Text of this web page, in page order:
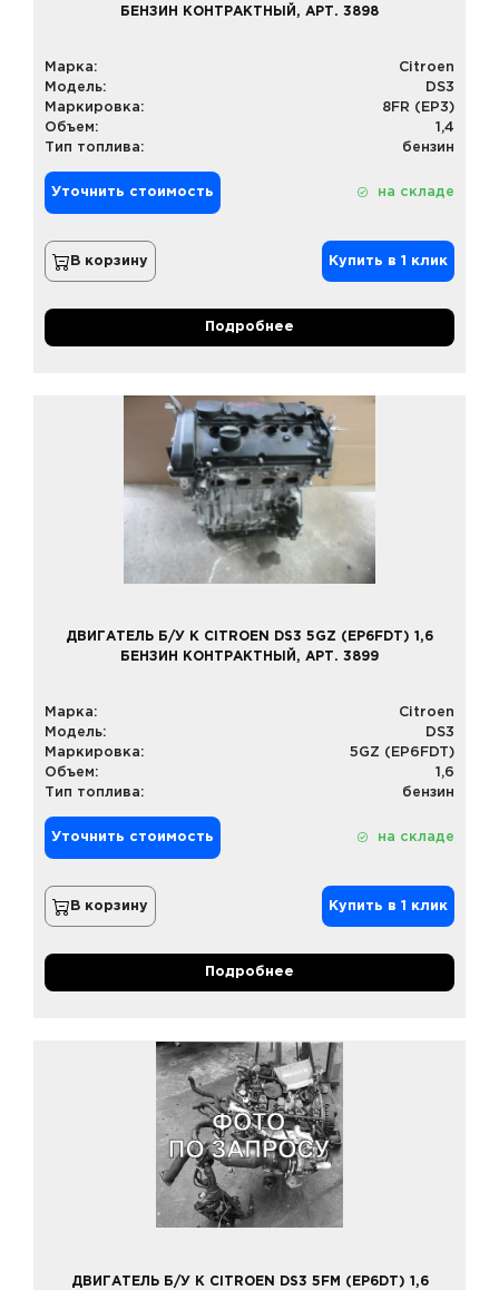
БЕНЗИН КОНТРАКТНЫЙ, АРТ. 3898
Марка:
Citroen
Модель:
DS3
Маркировка:
8FR (EP3)
Объем:
1,4
Тип топлива:
бензин
Уточнить стоимость на складе
В корзину Купить в 1 клик
Подробнее
ДВИГАТЕЛЬ Б/У К CITROEN DS3 5GZ (EP6FDT) 1,6
БЕНЗИН КОНТРАКТНЫЙ, АРТ. 3899
Марка:
Citroen
Модель:
DS3
Маркировка:
5GZ (EP6FDT)
Объем:
1,6
Тип топлива:
бензин
Уточнить стоимость на складе
В корзину Купить в 1 клик
Подробнее
ДВИГАТЕЛЬ Б/У К CITROEN DS3 5FM (EP6DT) 1,6